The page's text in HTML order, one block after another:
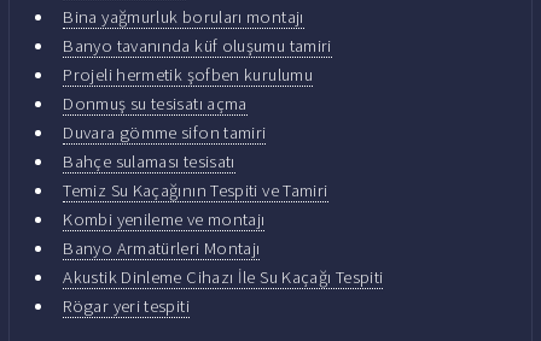
Bina yağmurluk boruları montajı
Banyo tavanında küf oluşumu tamiri
Projeli hermetik şofben kurulumu
Donmuş su tesisatı açma
Duvara gömme sifon tamiri
Bahçe sulaması tesisatı
Temiz Su Kaçağının Tespiti ve Tamiri
Kombi yenileme ve montajı
Banyo Armatürleri Montajı
Akustik Dinleme Cihazı İle Su Kaçağı Tespiti
Rögar yeri tespiti